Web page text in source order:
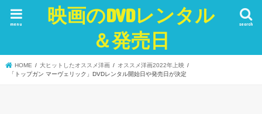
映画のDVDレンタル
＆発売日
search
menu
HOME 大ヒットしたオススメ洋画
オススメ洋画2022年上映
「トップガン マーヴェリック」DVDレンタル開始日や発売日が決定